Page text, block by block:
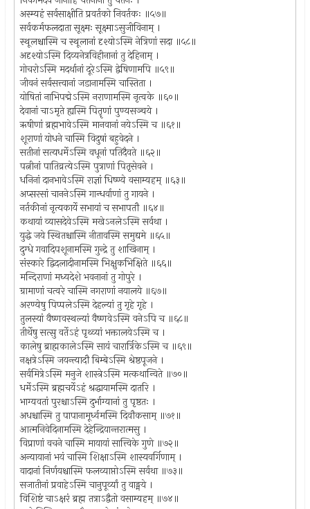
अस्म्यहं सर्वसाक्षीति प्रवर्तको निवर्तकः ॥५७॥
सर्वकर्मफलदाता सूक्ष्मः सूक्ष्माऽसुजीविनाम् ।
स्थूलश्चास्मि च स्थूलानां दृश्योऽस्मि नेत्रिणां सदा ॥५८॥
अदृश्योऽस्मि दिव्यनेत्रविहीनानां तु देहिनाम् ।
गोचरोऽस्मि मदर्थानां दूरेऽस्मि द्वेषिणामपि ॥५९॥
जीवनं सर्वसत्त्वानां जडानामस्मि चास्तिता ।
योषितां नाभिपद्मेऽस्मि नराणामस्मि नृत्वके ॥६०॥
देवानां चाऽमृते ह्यस्मि पितॄणां पुण्यसञ्चये ।
ऋषीणां ब्रह्मभावेऽस्मि मानवानां नयेऽस्मि च ॥६१॥
शूराणां योधने चास्मि विदुषां बहुवेदने ।
सतीनां सत्यधर्मेऽस्मि वधूनां पतिदैवते ॥६२॥
पत्नीनां पातिव्रत्येऽस्मि पुत्राणां पितृसेवने ।
धनिनां दानभावेऽस्मि राज्ञां धिष्ण्ये वसाम्यहम् ॥६३॥
अप्सरसां चाननेऽस्मि गान्धर्वाणां तु गायने ।
नर्तकीनां नृत्यकार्ये सभायां च सभापतौ ॥६४॥
कथायां व्यासदेवेऽस्मि मखेऽनलेऽस्मि सर्वथा ।
युद्धे जये स्थितश्चास्मि नीतावस्मि समुद्यमे ॥६५॥
दुग्धे गवादिपशूनामस्मि गुन्द्रे तु शाखिनाम् ।
संस्कारे द्विदलादीनामस्मि भिक्षुकभिक्षिते ॥६६॥
मन्दिराणां मध्यदेशे भवनानां तु गोपुरे ।
ग्रामाणां चत्वरे चास्मि नगराणां नयालये ॥६७॥
अरण्येषु पिप्पलेऽस्मि देहल्यां तु गृहे गृहे ।
तुलस्यां वैष्णवस्थल्यां वैष्णवेऽस्मि वनेऽपि च ॥६८॥
तीर्थेषु सत्सु वर्तेऽहं पृथ्व्यां भक्तालयेऽस्मि च ।
कालेषु ब्राह्मकालेऽस्मि सायं चारार्त्रिकेऽस्मि च ॥६९॥
नक्षत्रेऽस्मि जयन्त्यादौ बिम्बेऽस्मि श्रेष्ठपूजने ।
सर्वमित्रेऽस्मि मनुजे शास्त्रेऽस्मि मत्कथान्विते ॥७०॥
धर्मेऽस्मि ब्रह्मचर्येऽहं श्रद्धायामस्मि दातरि ।
भाग्यवतां पुरश्चाऽस्मि दुर्भाग्यानां तु पृष्ठतः ।
अधश्चास्मि तु पापानामूर्ध्वमस्मि दिवौकसाम् ॥७१॥
आत्मनिवेदिनामस्मि देहेन्द्रियान्तरात्मसु ।
विप्राणां वचने चास्मि मायायां सात्त्विके गुणे ॥७२॥
अन्यायानां भयं चास्मि शिक्षाऽस्मि शास्यवर्गिणाम् ।
वादानां निर्णयश्चास्मि फलव्याप्तोऽस्मि सर्वथा ॥७३॥
सजातीनां प्रवाहेऽस्मि चानुपूर्व्यां तु वाङ्मये ।
विशिष्टं चाऽक्षरं ब्रह्म तत्राऽद्वैतो वसाम्यहम् ॥७४॥